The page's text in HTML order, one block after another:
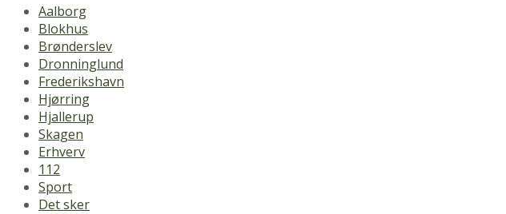
Aalborg
Blokhus
Brønderslev
Dronninglund
Frederikshavn
Hjørring
Hjallerup
Skagen
Erhverv
112
Sport
Det sker